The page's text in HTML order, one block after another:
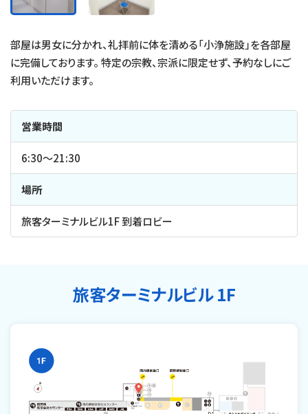
部屋は男女に分かれ、礼拝前に体を清める「小浄施設」を各部屋
に完備しております。 特定の宗教、宗派に限定せず、予約なしにご
利用いただけます。
営業時間
6:30～21:30
場所
旅客ターミナルビル1F 到着ロビー
旅客ターミナルビル 1F